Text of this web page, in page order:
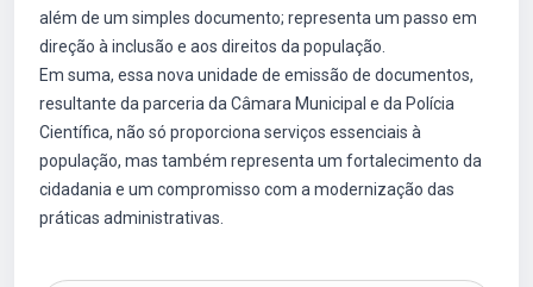
além de um simples documento; representa um passo em
direção à inclusão e aos direitos da população.
Em suma, essa nova unidade de emissão de documentos,
resultante da parceria da Câmara Municipal e da Polícia
Científica, não só proporciona serviços essenciais à
população, mas também representa um fortalecimento da
cidadania e um compromisso com a modernização das
práticas administrativas.